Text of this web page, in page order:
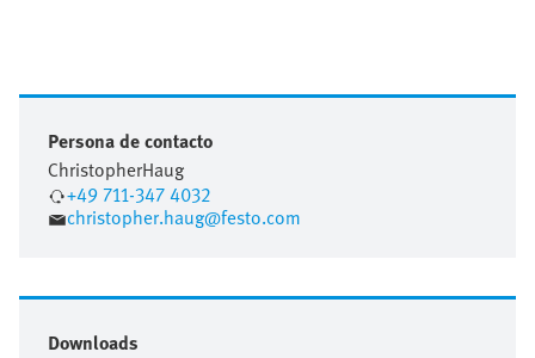
Persona de contacto
ChristopherHaug
+49 711-347 4032
christopher.haug@festo.com
Downloads